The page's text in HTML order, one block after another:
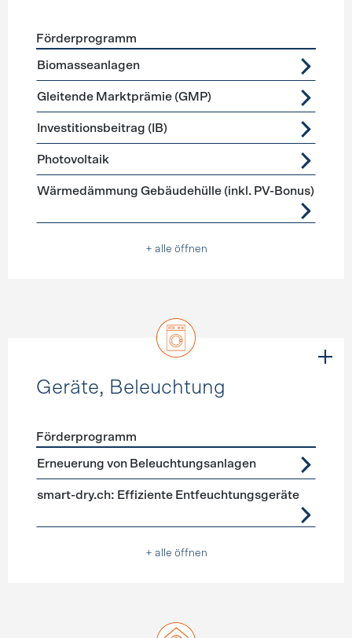
Förderprogramme
Förderprogramm
Biomasseanlagen
Gleitende Marktprämie (GMP)
Investitionsbeitrag (IB)
Photovoltaik
Wärmedämmung Gebäudehülle (inkl. PV-Bonus)
+ alle öffnen
Geräte, Beleuchtung
Förderprogramme Geräte, Beleuchtung
Förderprogramm
Erneuerung von Beleuchtungsanlagen
smart-dry.ch: Effiziente Entfeuchtungsgeräte
+ alle öffnen